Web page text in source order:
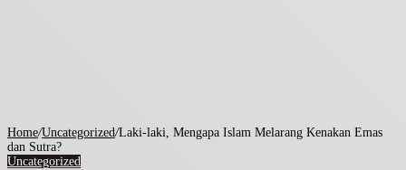
Home/Uncategorized/Laki-laki, Mengapa Islam Melarang Kenakan Emas
dan Sutra?
Uncategorized